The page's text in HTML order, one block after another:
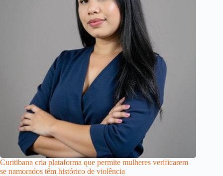
Curitibana cria plataforma que permite mulheres verificarem
se namorados têm histórico de violência